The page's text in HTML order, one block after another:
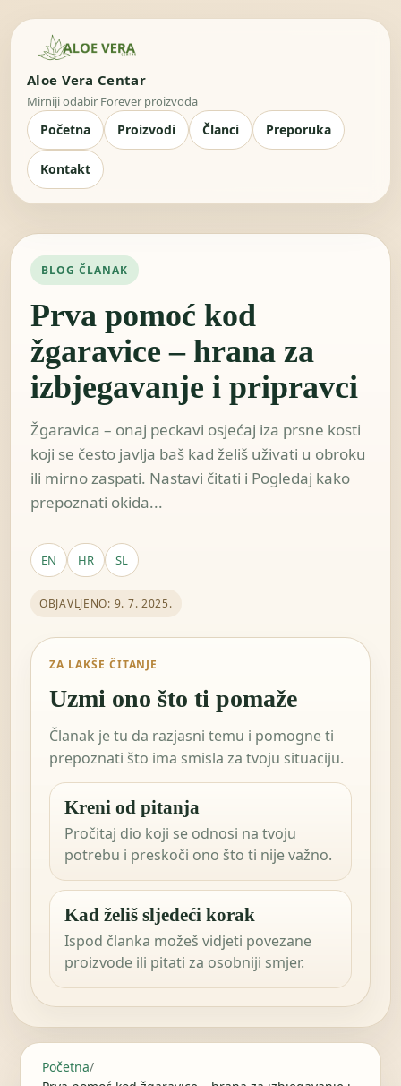
Aloe Vera Centar
Mirniji odabir Forever proizvoda
Početna Proizvodi Članci Preporuka
Kontakt
BLOG ČLANAK
Prva pomoć kod
žgaravice – hrana za
izbjegavanje i pripravci
Žgaravica – onaj peckavi osjećaj iza prsne kosti
koji se često javlja baš kad želiš uživati u obroku
ili mirno zaspati. Nastavi čitati i Pogledaj kako
prepoznati okida...
EN HR SL
OBJAVLJENO: 9. 7. 2025.
ZA LAKŠE ČITANJE
Uzmi ono što ti pomaže
Članak je tu da razjasni temu i pomogne ti
prepoznati što ima smisla za tvoju situaciju.
Kreni od pitanja
Pročitaj dio koji se odnosi na tvoju
potrebu i preskoči ono što ti nije važno.
Kad želiš sljedeći korak
Ispod članka možeš vidjeti povezane
proizvode ili pitati za osobniji smjer.
Početna/